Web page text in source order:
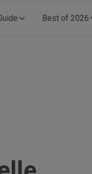
Best of 2026